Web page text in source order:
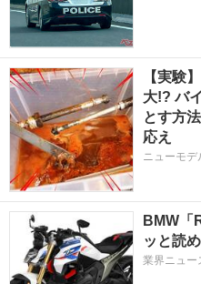
【実験
大!? バ
とす方
応え
ニューモデ
BMW「
ッと読
業界ニュー